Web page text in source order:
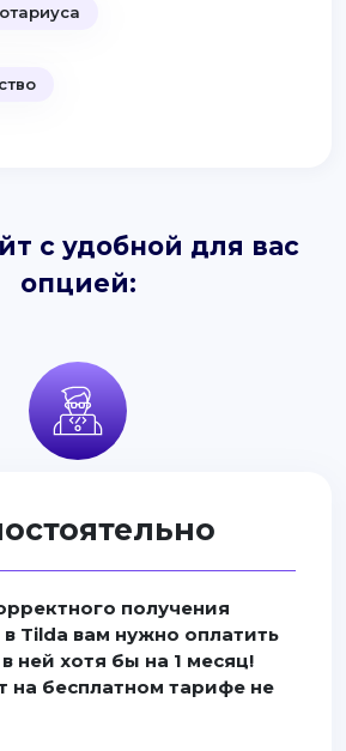
с удобной для вас
опцией:
получения
Tilda вам нужно оплатить
ней хотя бы на 1 месяц!
на бесплатном тарифе не